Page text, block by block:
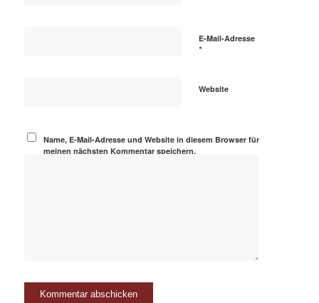
E-Mail-Adresse
*
Website
Name, E-Mail-Adresse und Website in diesem Browser für
meinen nächsten Kommentar speichern.